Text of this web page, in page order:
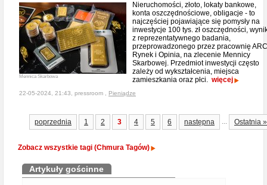
Mennica Skarbowa
Nieruchomości, złoto, lokaty bankowe,
konta oszczędnościowe, obligacje - to
najczęściej pojawiające się pomysły na
inwestycje 100 tys. zł oszczędności,
z reprezentatywnego badania,
przeprowadzonego przez pracownię ARC
Rynek i Opinia, na zlecenie Mennicy
Skarbowej. Przedmiot inwestycji często
zależy od wykształcenia, miejsca
zamieszkania oraz płci. więcej
22-05-2024, 21:43, pressroom , Pieniądze
poprzednia 1 2 3 4 5 6 następna ... Ostatnia »
Zobacz wszystkie tagi (Chmura Tagów)
Artykuły gościnne